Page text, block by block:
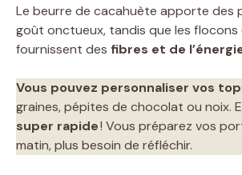
Le beurre de cacahuète apporte des
goût onctueux, tandis que les flocons
fournissent des fibres et de
Vous pouvez personnaliser vos
graines, pépites de chocolat ou noix.
super rapide! Vous préparez vos
matin, plus besoin de réfléchir.